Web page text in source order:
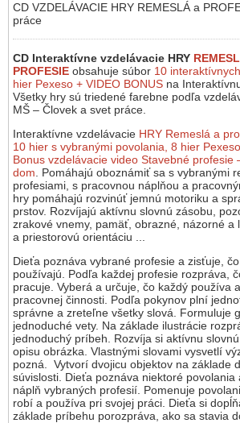
CD VZDELÁVACIE HRY REMESLÁ a
práce
CD Interaktívne vzdelávacie HRY
PROFESIE obsahuje súbor 10
hier Pexeso + VIDEO BONUS na
Všetky hry sú triedené farebne podľa
MŠ – Človek a svet práce.
Interaktívne vzdelávacie HRY Remeslá a
10 hier s vybranými povolania, 8 hier
Bonus vzdelávacie video Stavebné profesie
dom . Pomáhajú oboznámiť sa s vybranými
profesiami, s pracovnou náplňou a
hry pomáhajú rozvinúť jemnú motoriku a
prstov. Rozvíjajú aktívnu slovnú zásobu,
zrakové vnemy, pamäť, obrazné, názorné a
a priestorovú orientáciu ...
Dieťa poznáva vybrané profesie a zisťuje,
používajú. Podľa každej profesie rozpráva,
pracuje. Vyberá a určuje, čo každý používa
pracovnej činnosti. Podľa pokynov plní
správne a zreteľne všetky slová. Formuluje
jednoduché vety. Na základe ilustrácie
jednoduchý príbeh. Rozvíja si aktívnu
opisu obrázka. Vlastnými slovami vysvetlí
pozná. Vytvorí dvojicu objektov na základe
súvislosti. Dieťa poznáva niektoré povolania
náplň vybraných profesií. Pomenuje
robí a používa pri svojej práci. Dieťa si
základe príbehu porozpráva, ako sa stavia